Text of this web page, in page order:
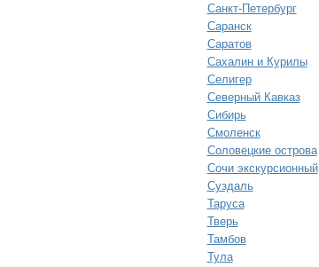
Санкт-Петербург
Саранск
Саратов
Сахалин и Курилы
Селигер
Северный Кавказ
Сибирь
Смоленск
Соловецкие острова
Сочи экскурсионный
Суздаль
Таруса
Тверь
Тамбов
Тула